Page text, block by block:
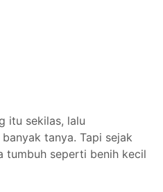
itu sekilas, lalu
tanya. Tapi sejak
tumbuh seperti benih kecil